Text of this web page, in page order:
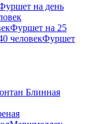
на день
Фуршет на 25
человекФуршет
Блинная